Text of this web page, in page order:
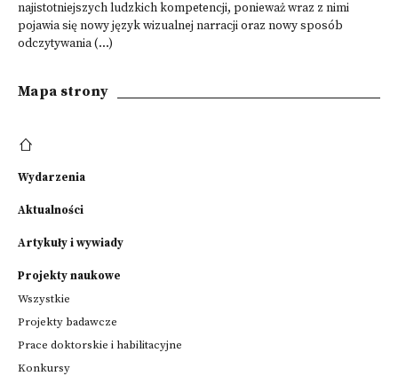
najistotniejszych ludzkich kompetencji, ponieważ wraz z nimi
pojawia się nowy język wizualnej narracji oraz nowy sposób
odczytywania (...)
Mapa strony
Wydarzenia
Aktualności
Artykuły i wywiady
Projekty naukowe
Wszystkie
Projekty badawcze
Prace doktorskie i habilitacyjne
Konkursy